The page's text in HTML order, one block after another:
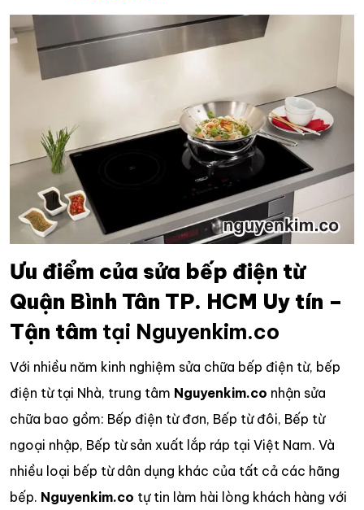
Ưu điểm của sửa bếp điện từ
Quận Bình Tân TP. HCM Uy tín –
Tận tâm tại Nguyenkim.co
Với nhiều năm kinh nghiệm sửa chữa bếp điện từ, bếp
điện từ tại Nhà, trung tâm Nguyenkim.co nhận sửa
chữa bao gồm: Bếp điện từ đơn, Bếp từ đôi, Bếp từ
ngoại nhập, Bếp từ sản xuất lắp ráp tại Việt Nam. Và
nhiều loại bếp từ dân dụng khác của tất cả các hãng
bếp. Nguyenkim.co tự tin làm hài lòng khách hàng với